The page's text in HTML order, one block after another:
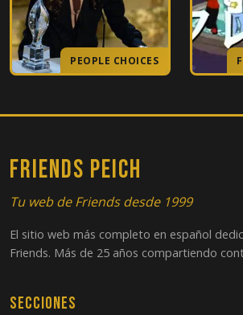
20 El de la ronda policial
21 El de la pelota
24 El de Las Vegas, Parte 2
PEOPLE CHOICES
FRIENDS PEICH
Tu web de Friends desde 1999
El sitio web más completo en español
Friends. Más de 25 años compartiendo
Secciones